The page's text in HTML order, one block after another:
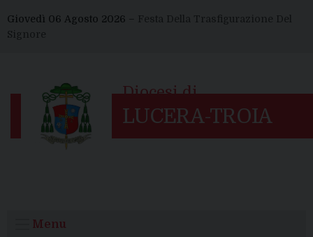
to
content
Giovedì 06 Agosto 2026 – Festa Della Trasfigurazione Del
Signore
Menu